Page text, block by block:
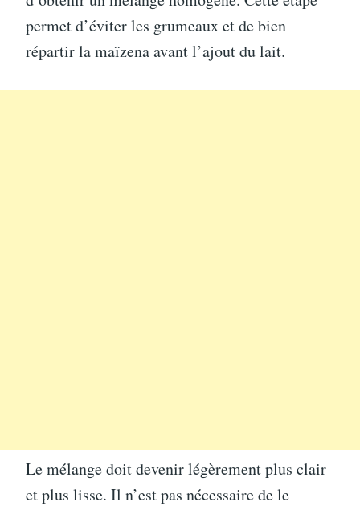
permet d’éviter les grumeaux et de bien
répartir la maïzena avant l’ajout du lait.
Le mélange doit devenir légèrement plus clair
et plus lisse. Il n’est pas nécessaire de le